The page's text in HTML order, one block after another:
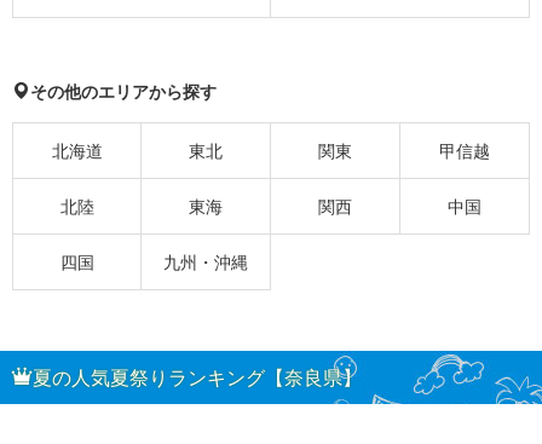
その他のエリアから探す
北海道 東北 関東 甲信越
北陸 東海 関西 中国
四国 九州・沖縄
夏の人気夏祭りランキング【奈良県】